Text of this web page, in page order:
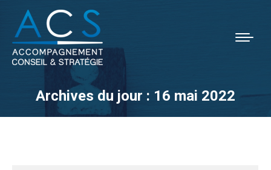
Archives du jour : 16 mai 2022